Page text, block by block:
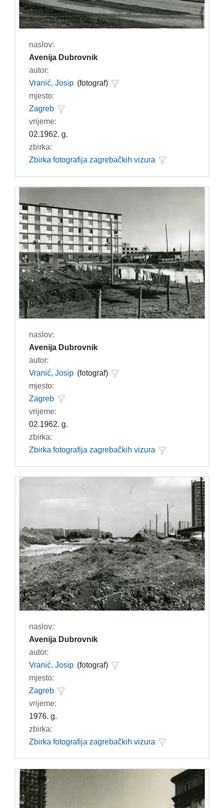
naslov:
Avenija Dubrovnik
autor:
Vranić, Josip (fotograf)
mjesto:
Zagreb
vrijeme:
02.1962. g.
zbirka:
Zbirka fotografija zagrebačkih vizura
naslov:
Avenija Dubrovnik
autor:
Vranić, Josip (fotograf)
mjesto:
Zagreb
vrijeme:
02.1962. g.
zbirka:
Zbirka fotografija zagrebačkih vizura
naslov:
Avenija Dubrovnik
autor:
Vranić, Josip (fotograf)
mjesto:
Zagreb
vrijeme:
1976. g.
zbirka:
Zbirka fotografija zagrebačkih vizura